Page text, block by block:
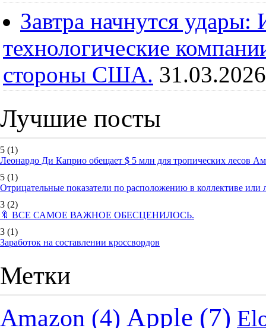
Завтра начнутся
технологические
стороны США. 31.03.2026
Лучшие посты
5 (1)
Леонардо Ди Каприо обещает $ 5 млн для тропических лесов
5 (1)
Отрицательные показатели по расположению в коллективе
3 (2)
🔖 ВСЕ САМОЕ ВАЖНОЕ ОБЕСЦЕНИЛОСЬ.
3 (1)
Заработок на составлении кроссвордов
Метки
Amazon (4) Apple (7)